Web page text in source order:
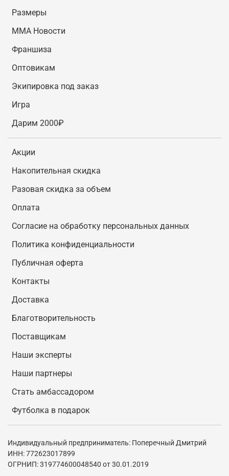
Размеры
MMA Новости
Франшиза
Оптовикам
Экипировка под заказ
Игра
Дарим 2000₽
Акции
Накопительная скидка
Разовая скидка за объем
Оплата
Согласие на обработку персональных данных
Политика конфиденциальности
Публичная оферта
Контакты
Доставка
Благотворительность
Поставщикам
Наши эксперты
Наши партнеры
Стать амбассадором
Футболка в подарок
Индивидуальный предприниматель: Поперечный Дмитрий
ИНН: 772623017899
ОГРНИП: 319774600048540 от 30.01.2019